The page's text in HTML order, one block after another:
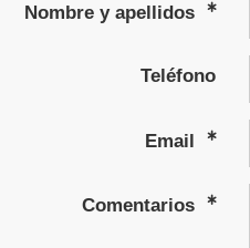
Nombre y apellidos
Teléfono
Email
Comentarios